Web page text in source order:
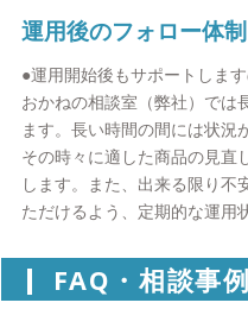
ります。証券総合口座開設か
サポート（媒介）致します。
おかねの相談室（弊社）のＩ
は、おかねの相談室（弊社）
総合口座を開設いただく必要
ご注意事項
＊１ 金融商品等に投資をされ
リスクがございますので、予
書、目論見書補完書面等をご
運用後のフォロー体制
●運用開始後もサポートしま
おかねの相談室（弊社）では
ます。長い時間の間には状況
その時々に適した商品の見直
します。また、出来る限り不
ただけるよう、定期的な運用
FAQ・相談事例